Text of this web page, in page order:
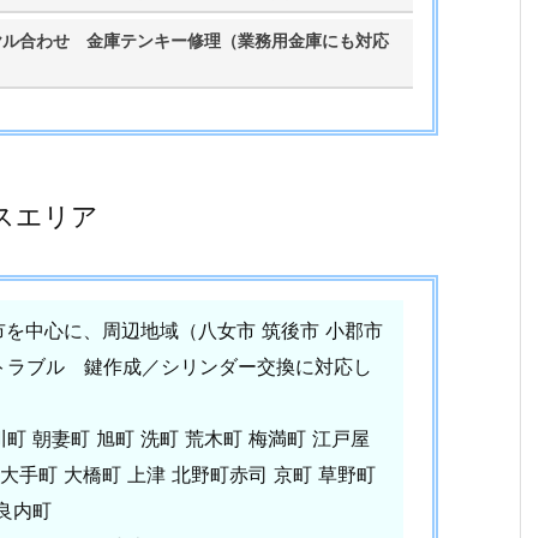
合わせ 金庫テンキー修理（業務用金庫にも対応
エリア
中心に、周辺地域（八女市 筑後市 小郡市
ラブル 鍵作成／シリンダー交換に対応し
町 朝妻町 旭町 洗町 荒木町 梅満町 江戸屋
手町 大橋町 上津 北野町赤司 京町 草野町
内町